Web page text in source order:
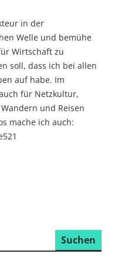
in der
Welle und bemühe
Wirtschaft zu
soll, dass ich bei allen
auf habe. Im
für Netzkultur,
und Reisen
mache ich auch: